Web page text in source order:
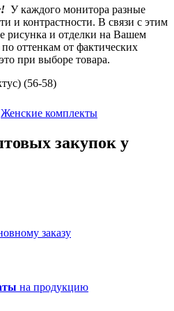
У каждого монитора разные
и контрастности. В связи с этим
рисунка и отделки на Вашем
оттенкам от фактических
при выборе товара.
(56-58)
Женские комплекты
закупок у
заказу
на продукцию